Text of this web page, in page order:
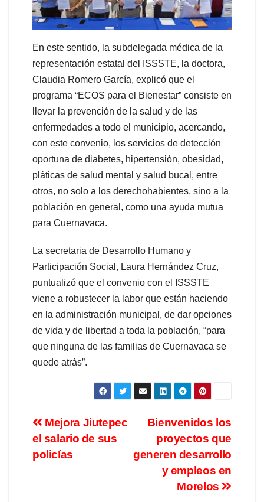
En este sentido, la subdelegada médica de la
representación estatal del ISSSTE, la doctora,
Claudia Romero García, explicó que el
programa “ECOS para el Bienestar” consiste en
llevar la prevención de la salud y de las
enfermedades a todo el municipio, acercando,
con este convenio, los servicios de detección
oportuna de diabetes, hipertensión, obesidad,
pláticas de salud mental y salud bucal, entre
otros, no solo a los derechohabientes, sino a la
población en general, como una ayuda mutua
para Cuernavaca.
La secretaria de Desarrollo Humano y
Participación Social, Laura Hernández Cruz,
puntualizó que el convenio con el ISSSTE
viene a robustecer la labor que están haciendo
en la administración municipal, de dar opciones
de vida y de libertad a toda la población, “para
que ninguna de las familias de Cuernavaca se
quede atrás”.
Bienvenidos los
proyectos que
generen desarrollo
y empleos en
Morelos
Mejora Jiutepec
el salario de sus
policías